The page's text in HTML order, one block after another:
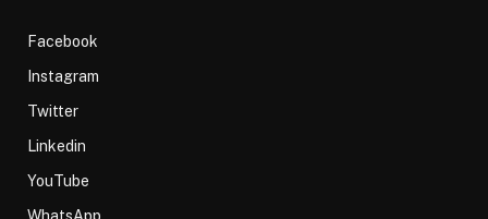
Facebook
Instagram
Twitter
Linkedin
YouTube